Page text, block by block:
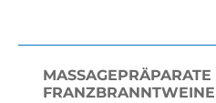
FRANZBRANNTWEINE